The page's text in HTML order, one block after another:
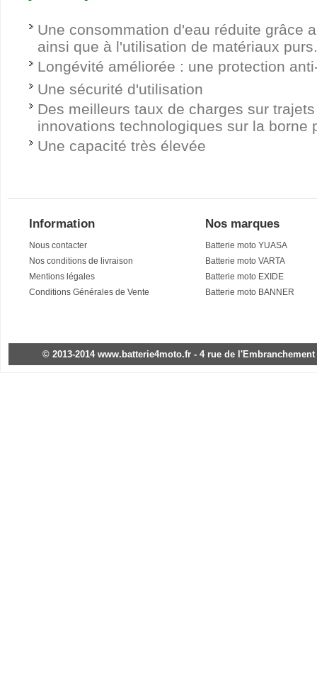
Une consommation d'eau réduite grâce
ainsi que à l'utilisation de matériaux purs.
Longévité améliorée : une protection
Une sécurité d'utilisation
Des meilleurs taux de charges sur
innovations technologiques sur la borne
Une capacité très élevée
Information
Nous contacter
Nos conditions de livraison
Mentions légales
Conditions Générales de Vente
Nos marques
Batterie moto YUASA
Batterie moto VARTA
Batterie moto EXIDE
Batterie moto BANNER
© 2013-2014 www.batterie4moto.fr - 4 rue de